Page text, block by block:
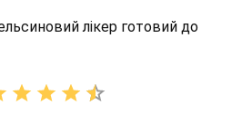
лікер готовий до